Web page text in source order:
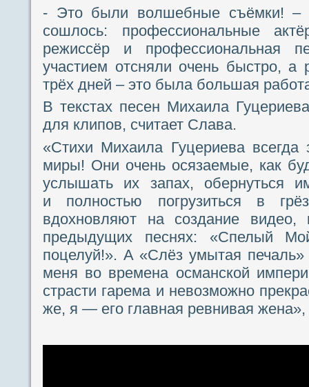
- Это были волшебные съёмки! –
сошлось: профессиональные
режиссёр и профессиональная
участием отсняли очень быстро, а
трёх дней – это была большая
В текстах песен Михаила
для клипов, считает Слава.
«Стихи Михаила Гуцериева
миры! Они очень осязаемые, как
услышать их запах, обернуться
и полностью погрузиться в
вдохновляют на создание
предыдущих песнях: «Спелый
поцелуй!». А «Слёз умытая печаль»
меня во времена османской
страсти гарема и невозможно
же, я — его главная ревнивая